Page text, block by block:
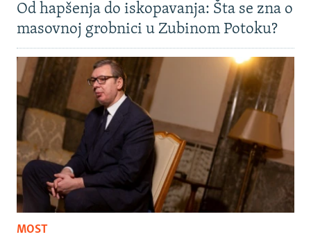
Od hapšenja do iskopavanja: Šta se zna o
masovnoj grobnici u Zubinom Potoku?
MOST